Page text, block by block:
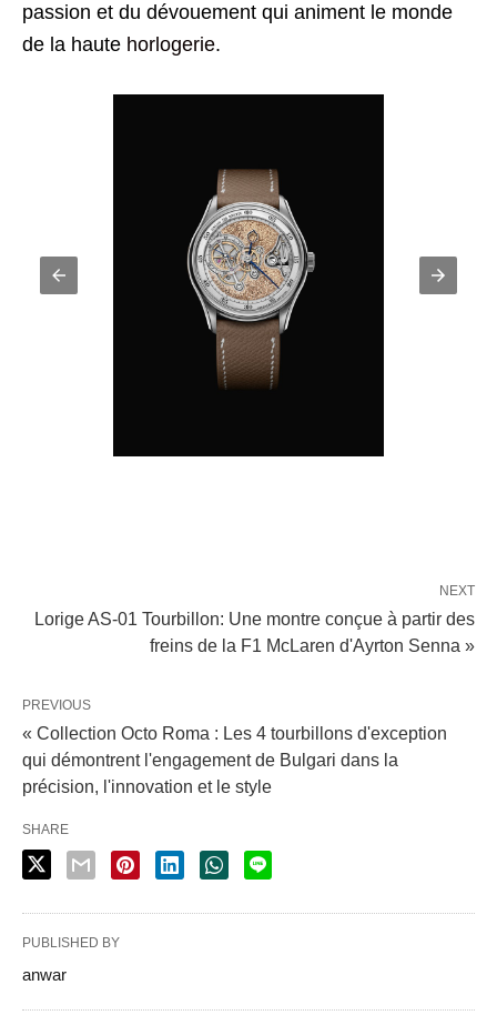
passion et du dévouement qui animent le monde
de la haute horlogerie.
NEXT
Lorige AS-01 Tourbillon: Une montre conçue à partir des
freins de la F1 McLaren d'Ayrton Senna »
PREVIOUS
« Collection Octo Roma : Les 4 tourbillons d'exception
qui démontrent l'engagement de Bulgari dans la
précision, l'innovation et le style
SHARE
PUBLISHED BY
anwar